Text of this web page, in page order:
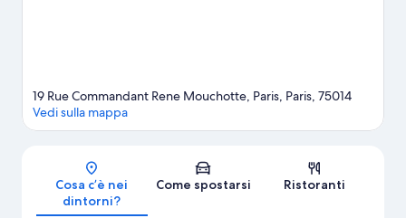
Mappa
19 Rue Commandant Rene Mouchotte, Paris, Paris, 75014
Vedi sulla mappa
Cosa c’è nei
dintorni?
Come spostarsi Ristoranti